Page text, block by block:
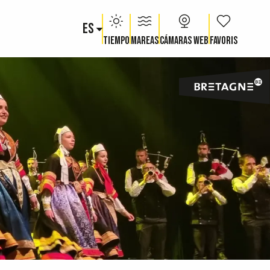
ES
TiempoMareasCámaras web Voir les